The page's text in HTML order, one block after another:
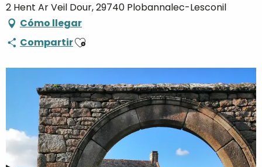
2 Hent Ar Veil Dour, 29740 Plobannalec-Lesconil
Cómo llegar
CompartirAjouter aux favoris